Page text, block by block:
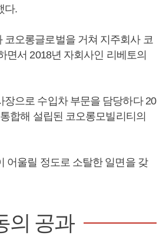
다.
코오롱글로벌을 거쳐 지주회사 코
면서 2018년 자회사인 리베토의
장으로 수입차 부문을 담당하다 20
합해 설립된 코오롱모빌리티의
어울릴 정도로 소탈한 일면을 갖
의 공과